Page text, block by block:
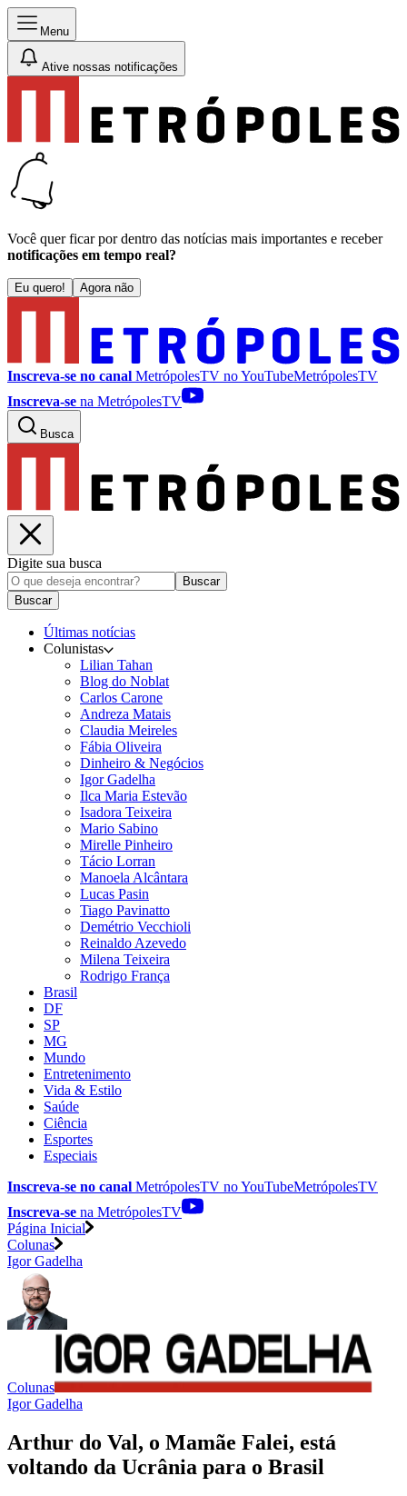
Menu
Ative nossas notificações
Você quer ficar por dentro das notícias mais importantes e receber
notificações em tempo real?
Eu quero! Agora não
Inscreva-se no canal MetrópolesTV noYouTubeMetrópolesTV
Inscreva-se na MetrópolesTV
Busca
Digite sua busca
Buscar
Buscar
Últimas notícias
Colunistas
Lilian Tahan
Blog do Noblat
Carlos Carone
Andreza Matais
Claudia Meireles
Fábia Oliveira
Dinheiro & Negócios
Igor Gadelha
Ilca Maria Estevão
Isadora Teixeira
Mario Sabino
Mirelle Pinheiro
Tácio Lorran
Manoela Alcântara
Lucas Pasin
Tiago Pavinatto
Demétrio Vecchioli
Reinaldo Azevedo
Milena Teixeira
Rodrigo França
Brasil
DF
SP
MG
Mundo
Entretenimento
Vida & Estilo
Saúde
Ciência
Esportes
Especiais
Inscreva-se no canal MetrópolesTV noYouTubeMetrópolesTV
Inscreva-se na MetrópolesTV
Página Inicial
Colunas
Igor Gadelha
Colunas
Igor Gadelha
Arthur do Val, o Mamãe Falei, está
voltando da Ucrânia para o Brasil